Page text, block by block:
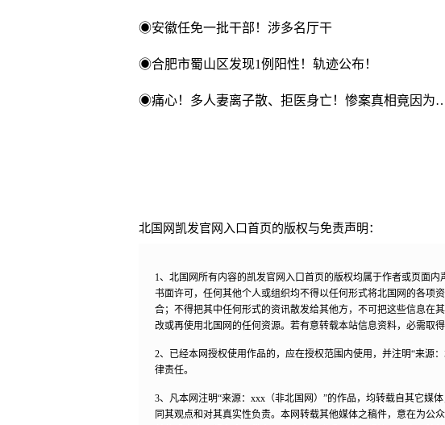
◉安徽任免一批干部！涉多名厅干
◉合肥市蜀山区发现1例阳性！轨迹公布！
◉痛心！多人妻离子散、拒医身亡！惨案真相竟因
北国网凯发官网入口首页的版权与免责声明：
1、北国网所有内容的凯发官网入口首页的版权均属于作者或页面
书面许可，任何其他个人或组织均不得以任何形式将北国网的各项
合；不得把其中任何形式的资讯散发给其他方，不可把这些信息在
改或再使用北国网的任何资源。若有意转载本站信息资料，必需取
2、已经本网授权使用作品的，应在授权范围内使用，并注明“来源
律责任。
3、凡本网注明“来源：xxx（非北国网）”的作品，均转载自其它媒
同其观点和对其真实性负责。本网转载其他媒体之稿件，意在为公